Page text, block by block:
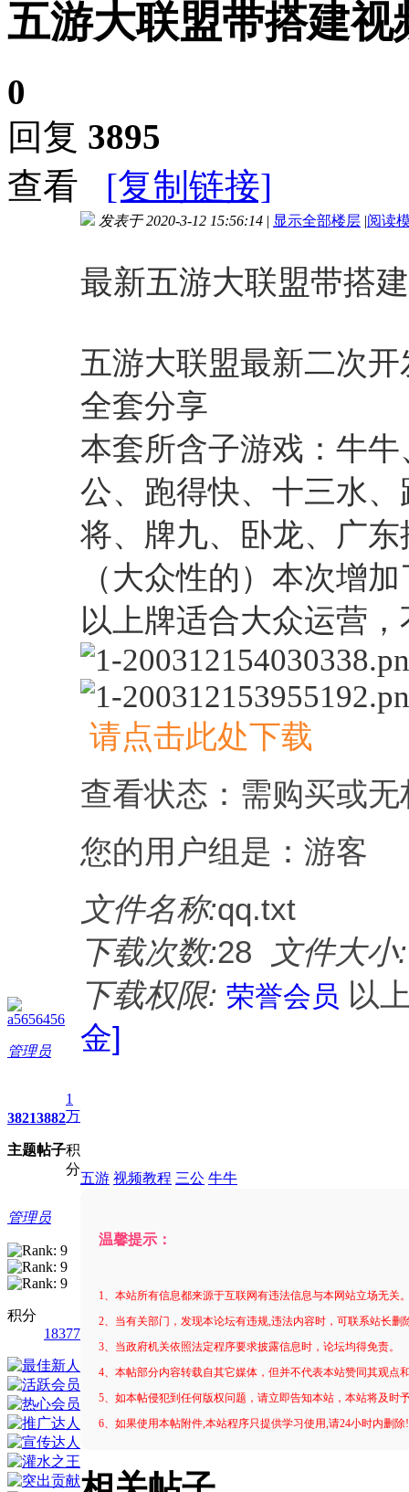
五游大联盟带搭建
0
回复 3895
查看
[复制链接]
a5656456
管理员
3821
主题
3882
帖子
1
万
积
分
管理员
积分
18377
发表于 2020-3-12 15:56:14 | 显示全部楼层 |阅读
最新五游大联盟带搭
五游大联盟最新二次
全套分享
本套所含子游戏：牛
公、跑得快、十三水
将、牌九、卧龙、广
（大众性的）本次增
以上牌适合大众运营
请点击此处下载
查看状态：需购买或无
您的用户组是：游客
文件名称:qq.txt
下载次数:28 文件大小:
下载权限: 荣誉会员 以
金]
五游 视频教程 三公 牛牛
温馨提示：
1、本站所有信息都来源于互联网有违法信息与本网站立场无关
2、当有关部门，发现本论坛有违规,违法内容时，可联系站长删
3、当政府机关依照法定程序要求披露信息时，论坛均得免责。
4、本帖部分内容转载自其它媒体，但并不代表本站赞同其观点
5、如本帖侵犯到任何版权问题，请立即告知本站，本站将及时
6、如果使用本帖附件,本站程序只提供学习使用,请24小时内删